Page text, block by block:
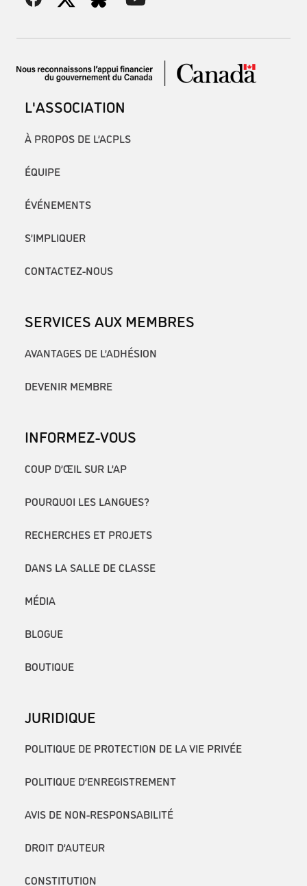
L'ASSOCIATION
À PROPOS DE L’ACPLS
ÉQUIPE
ÉVÉNEMENTS
S’IMPLIQUER
CONTACTEZ-NOUS
SERVICES AUX MEMBRES
AVANTAGES DE L’ADHÉSION
DEVENIR MEMBRE
INFORMEZ-VOUS
COUP D’ŒIL SUR L’AP
POURQUOI LES LANGUES?
RECHERCHES ET PROJETS
DANS LA SALLE DE CLASSE
MÉDIA
BLOGUE
BOUTIQUE
JURIDIQUE
POLITIQUE DE PROTECTION DE LA VIE PRIVÉE
POLITIQUE D’ENREGISTREMENT
AVIS DE NON-RESPONSABILITÉ
DROIT D’AUTEUR
CONSTITUTION